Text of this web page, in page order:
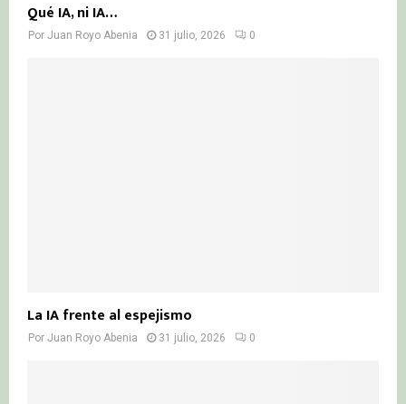
Qué IA, ni IA…
Por Juan Royo Abenia 31 julio, 2026 0
La IA frente al espejismo
Por Juan Royo Abenia 31 julio, 2026 0